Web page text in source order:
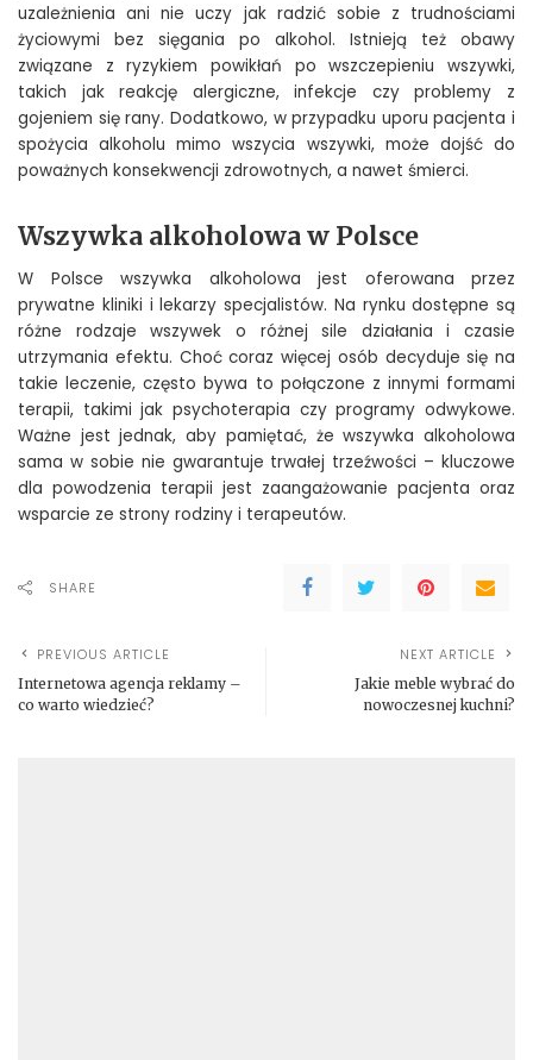
uzależnienia ani nie uczy jak radzić sobie z trudnościami
życiowymi bez sięgania po alkohol. Istnieją też obawy
związane z ryzykiem powikłań po wszczepieniu wszywki,
takich jak reakcję alergiczne, infekcje czy problemy z
gojeniem się rany. Dodatkowo, w przypadku uporu pacjenta i
spożycia alkoholu mimo wszycia wszywki, może dojść do
poważnych konsekwencji zdrowotnych, a nawet śmierci.
Wszywka alkoholowa w Polsce
W Polsce wszywka alkoholowa jest oferowana przez
prywatne kliniki i lekarzy specjalistów. Na rynku dostępne są
różne rodzaje wszywek o różnej sile działania i czasie
utrzymania efektu. Choć coraz więcej osób decyduje się na
takie leczenie, często bywa to połączone z innymi formami
terapii, takimi jak psychoterapia czy programy odwykowe.
Ważne jest jednak, aby pamiętać, że wszywka alkoholowa
sama w sobie nie gwarantuje trwałej trzeźwości – kluczowe
dla powodzenia terapii jest zaangażowanie pacjenta oraz
wsparcie ze strony rodziny i terapeutów.
SHARE
PREVIOUS ARTICLE
Internetowa agencja reklamy –
co warto wiedzieć?
NEXT ARTICLE
Jakie meble wybrać do
nowoczesnej kuchni?